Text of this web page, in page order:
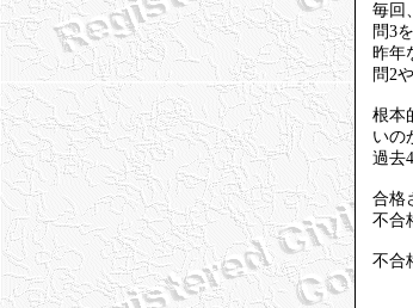
毎回
問3
昨年
問2
根本
いの
過去
合格
不合
不合